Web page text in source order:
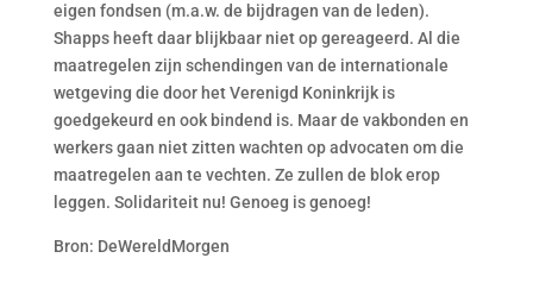
eigen fondsen (m.a.w. de bijdragen van de leden).
Shapps heeft daar blijkbaar niet op gereageerd. Al die
maatregelen zijn schendingen van de internationale
wetgeving die door het Verenigd Koninkrijk is
goedgekeurd en ook bindend is. Maar de vakbonden en
werkers gaan niet zitten wachten op advocaten om die
maatregelen aan te vechten. Ze zullen de blok erop
leggen. Solidariteit nu! Genoeg is genoeg!
Bron: DeWereldMorgen